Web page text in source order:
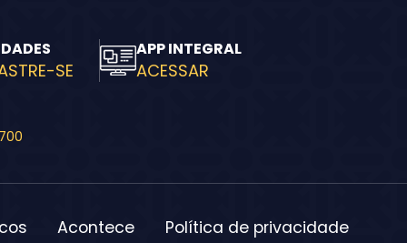
SE
APP INTEGRAL
ACESSAR
Acontece Política de privacidade